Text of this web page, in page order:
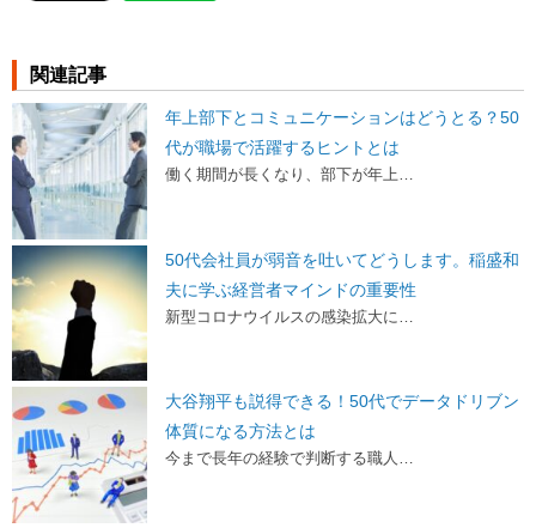
関連記事
年上部下とコミュニケーションはどうとる？50
代が職場で活躍するヒントとは
働く期間が長くなり、部下が年上…
50代会社員が弱音を吐いてどうします。稲盛和
夫に学ぶ経営者マインドの重要性
新型コロナウイルスの感染拡大に…
大谷翔平も説得できる！50代でデータドリブン
体質になる方法とは
今まで長年の経験で判断する職人…